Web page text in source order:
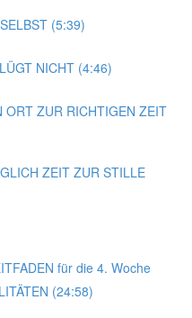
(5:39)
NICHT (4:46)
ORT ZUR RICHTIGEN ZEIT
ZEIT ZUR STILLE
für die 4. Woche
(24:58)